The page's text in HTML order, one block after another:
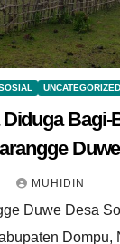
UNCATEGORIZED
Bagi-
Duwe
MUHIDIN
Duwe Desa
Dompu,